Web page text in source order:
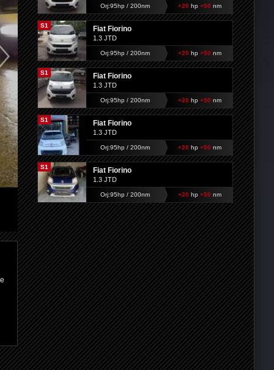
Orj:95hp / 200nm +20 hp +50 nm
S1 Fiat Fiorino
1.3 JTD
Orj:95hp / 200nm +20 hp +50 nm
S1 Fiat Fiorino
1.3 JTD
Orj:95hp / 200nm +20 hp +50 nm
S1 Fiat Fiorino
1.3 JTD
Orj:95hp / 200nm +20 hp +50 nm
S1 Fiat Fiorino
1.3 JTD
Orj:95hp / 200nm +20 hp +50 nm